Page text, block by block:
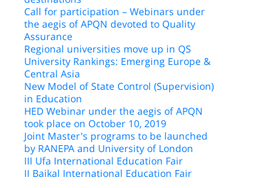
Call for participation – Webinars under
the aegis of APQN devoted to Quality
Assurance
Regional universities move up in QS
University Rankings: Emerging Europe &
Central Asia
New Model of State Control (Supervision)
in Education
HED Webinar under the aegis of APQN
took place on October 10, 2019
Joint Master's programs to be launched
by RANEPA and University of London
III Ufa International Education Fair
II Baikal International Education Fair